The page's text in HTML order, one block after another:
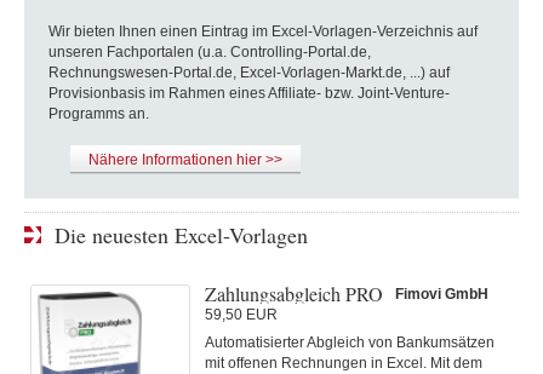
Wir bieten Ihnen einen Eintrag im Excel-Vorlagen-Verzeichnis auf
unseren Fachportalen (u.a. Controlling-Portal.de,
Rechnungswesen-Portal.de, Excel-Vorlagen-Markt.de, ...) auf
Provisionbasis im Rahmen eines Affiliate- bzw. Joint-Venture-
Programms an.
Nähere Informationen hier >>
Die neuesten Excel-Vorlagen
Zahlungsabgleich PRO
Fimovi GmbH
59,50 EUR
Automatisierter Abgleich von Bankumsätzen
mit offenen Rechnungen in Excel. Mit dem